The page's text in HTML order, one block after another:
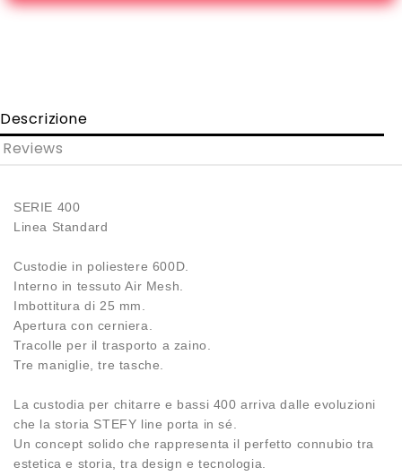
Descrizione
Reviews
SERIE 400
Linea Standard
Custodie in poliestere 600D.
Interno in tessuto Air Mesh.
Imbottitura di 25 mm.
Apertura con cerniera.
Tracolle per il trasporto a zaino.
Tre maniglie, tre tasche.
La custodia per chitarre e bassi 400 arriva dalle evoluzioni
che la storia STEFY line porta in sé.
Un concept solido che rappresenta il perfetto connubio tra
estetica e storia, tra design e tecnologia.